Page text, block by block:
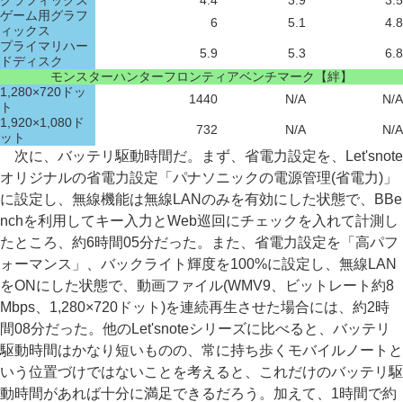
ゲーム用グラフ
ィックス
6 5.1
4.8
プライマリハー
ドディスク
5.9 5.3
6.8
モンスターハンターフロンティアベンチマーク【絆】
1,280×720ドッ
ト
1440 N/A
N/A
1,920×1,080ド
ット
732 N/A N/A
次に、バッテリ駆動時間だ。まず、省電力設定を、Let'snote
オリジナルの省電力設定「パナソニックの電源管理(省電力)」
に設定し、無線機能は無線LANのみを有効にした状態で、BBe
nchを利用してキー入力とWeb巡回にチェックを入れて計測し
たところ、約6時間05分だった。また、省電力設定を「高パフ
ォーマンス」、バックライト輝度を100%に設定し、無線LAN
をONにした状態で、動画ファイル(WMV9、ビットレート約8
Mbps、1,280×720ドット)を連続再生させた場合には、約2時
間08分だった。他のLet'snoteシリーズに比べると、バッテリ
駆動時間はかなり短いものの、常に持ち歩くモバイルノートと
いう位置づけではないことを考えると、これだけのバッテリ駆
動時間があれば十分に満足できるだろう。加えて、1時間で約